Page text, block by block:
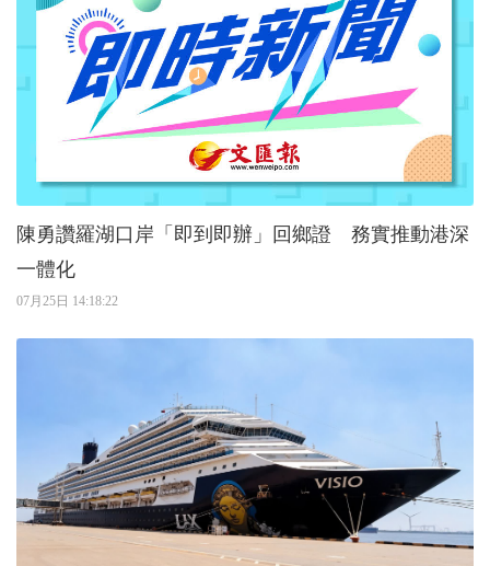
陳勇讚羅湖口岸「即到即辦」回鄉證 務實推動港深
一體化
07月25日 14:18:22